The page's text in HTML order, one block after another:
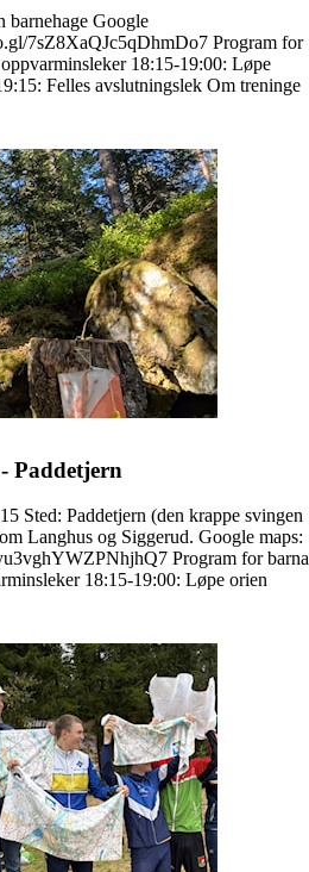
barnehage Google
7sZ8XaQJc5qDhmDo7 Program for
18:15-19:00: Løpe
Felles avslutningslek Om treninge
Paddetjern
Sted: Paddetjern (den krappe svingen
Langhus og Siggerud. Google maps:
Program for barna
18:15-19:00: Løpe orien